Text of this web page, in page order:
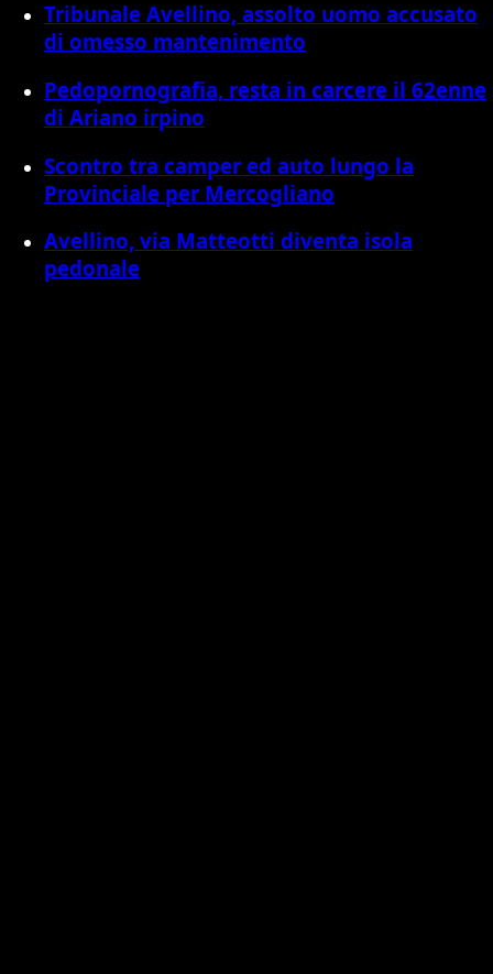
Tribunale Avellino, assolto uomo accusato
di omesso mantenimento
Pedopornografia, resta in carcere il 62enne
di Ariano irpino
Scontro tra camper ed auto lungo la
Provinciale per Mercogliano
Avellino, via Matteotti diventa isola
pedonale